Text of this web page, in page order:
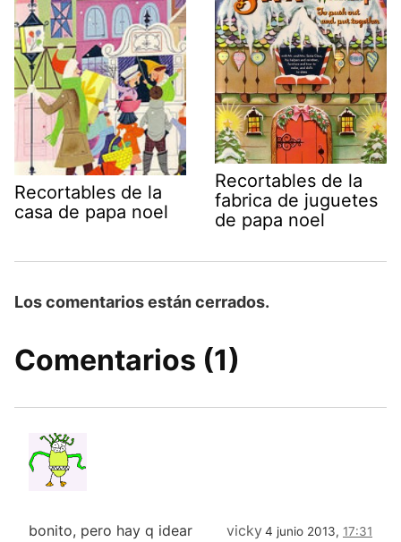
Recortables de la
casa de papa noel
Recortables de la
fabrica de juguetes
de papa noel
Los comentarios están cerrados.
Comentarios (1)
vicky4 junio 2013, 17:31
bonito, pero hay q idear